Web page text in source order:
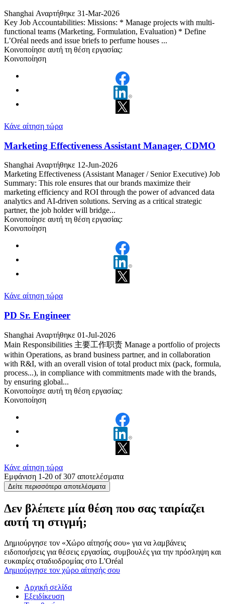
Shanghai Αναρτήθηκε 31-Mar-2026
Key Job Accountabilities: Missions: * Manage projects with multi-
functional teams (Marketing, Formulation, Evaluation) * Define
L’Oréal needs and issue briefs to perfume houses ...
Κοινοποίησε αυτή τη θέση εργασίας:
Κοινοποίηση
Κάνε αίτηση τώρα
Marketing Effectiveness Assistant Manager, CDMO
Shanghai Αναρτήθηκε 12-Jun-2026
Marketing Effectiveness (Assistant Manager / Senior Executive) Job
Summary: This role ensures that our brands maximize their
marketing efficiency and ROI through the power of advanced data
analytics and AI-driven solutions. Serving as a critical strategic
partner, the job holder will bridge...
Κοινοποίησε αυτή τη θέση εργασίας:
Κοινοποίηση
Κάνε αίτηση τώρα
PD Sr. Engineer
Shanghai Αναρτήθηκε 01-Jul-2026
Main Responsibilities 主要工作职责 Manage a portfolio of projects
within Operations, as brand business partner, and in collaboration
with R&I, with an overall vision of total product mix (pack, formula,
process...), in compliance with commitments made with the brands,
by ensuring global...
Κοινοποίησε αυτή τη θέση εργασίας:
Κοινοποίηση
Κάνε αίτηση τώρα
Εμφάνιση 1-20 of307 αποτελέσματα
Δείτε περισσότερα αποτελέσματα
Δεν βλέπετε μία θέση που σας ταιρίαζει
αυτή τη στιγμή;
Δημιούργησε τον «Χώρο αίτησής σου» για να λαμβάνεις
ειδοποιήσεις για θέσεις εργασίας, συμβουλές για την πρόσληψη και
ευκαιρίες σταδιοδρομίας στο L'Oréal
Δημιούργησε τον χώρο αίτησής σου
Αρχική σελίδα
Εξειδίκευση